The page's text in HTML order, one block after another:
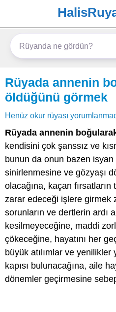
Rüyada annenin
öldüğünü görmek
Henüz okur rüyası
Rüyada annenin
kendisini çok şanssız ve
bunun da onun bazen
sinirlenmesine ve gözyaşı
olacağına, kaçan
zarar edeceği işlere girmek
sorunların ve dertlerin ardı
kesilmeyeceğine, maddi
çökeceğine, hayatını her
büyük atılımlar ve
kapısı bulunacağına, aile
dönemler geçirmesine